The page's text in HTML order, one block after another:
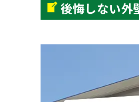
後悔しない外